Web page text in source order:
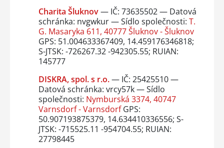
Charita Šluknov— IČ: 73635502 — Datová
schránka: nvgwkur — Sídlo společnosti: T.
G. Masaryka 611, 40777 Šluknov - Šluknov
GPS: 51.004633367409, 14.459176346818;
S-JTSK: -726267.32 -942305.55; RUIAN:
145777
DISKRA, spol. s r.o.— IČ: 25425510 —
Datová schránka: vrcy57k — Sídlo
společnosti: Nymburská 3374, 40747
Varnsdorf - VarnsdorfGPS:
50.907193875379, 14.634410336556; S-
JTSK: -715525.11 -954704.55; RUIAN:
27798445